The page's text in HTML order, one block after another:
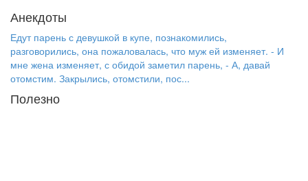
Анекдоты
Едут парень с девушкой в купе, познакомились,
разговорились, она пожаловалась, что муж ей изменяет. - И
мне жена изменяет, с обидой заметил парень, - А, давай
отомстим. Закрылись, отомстили, пос...
Полезно